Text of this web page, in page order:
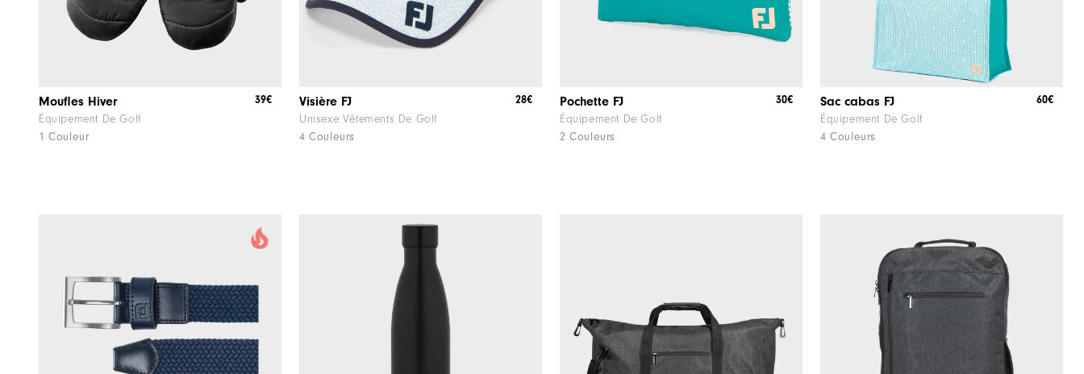
Moufles Hiver
Équipement De Golf
1 Couleur
39€ Visière FJ
Unisexe Vêtements De Golf
4 Couleurs
28€ Pochette FJ
Équipement De Golf
2 Couleurs
30€ Sac cabas FJ
Équipement De Golf
4 Couleurs
60€